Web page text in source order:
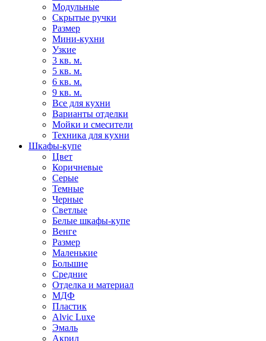
Модульные
Скрытые ручки
Размер
Мини-кухни
Узкие
3 кв. м.
5 кв. м.
6 кв. м.
9 кв. м.
Все для кухни
Варианты отделки
Мойки и смесители
Техника для кухни
Шкафы-купе
Цвет
Коричневые
Серые
Темные
Черные
Светлые
Белые шкафы-купе
Венге
Размер
Маленькие
Большие
Средние
Отделка и материал
МДФ
Пластик
Alvic Luxe
Эмаль
Акрил